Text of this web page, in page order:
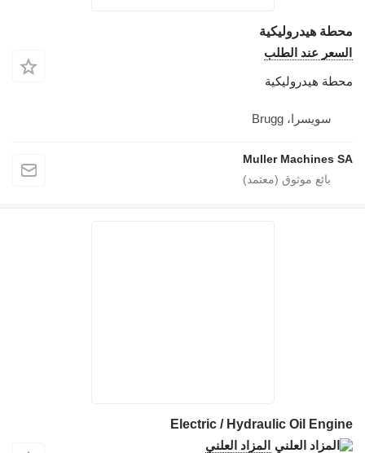
هيدروليكية
عند الطلب
هيدروليكية
سويسرا، Brugg
Muller Machines
Electric / Hydraulic Oil
المزاد العلني